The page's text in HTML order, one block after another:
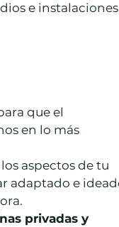
e instalaciones
que el
en lo más
aspectos de tu
adaptado e
privadas y